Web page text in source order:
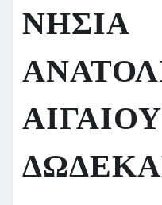
ΝΗΣΙΑ